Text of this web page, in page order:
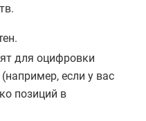
для оцифровки
если у вас
позиций в